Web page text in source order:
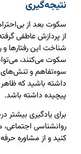
نتیجه‌گیری
سکوت بعد از
از پردازش عاطفی
شناخت این رفتارها و
سکوت می‌کنند،
سوءتفاهم و تنش‌های
داشته باشید که
پیچیده داشته باشد.
برای یادگیری بیشتر
روانشناسی
کنید و از مشاوره